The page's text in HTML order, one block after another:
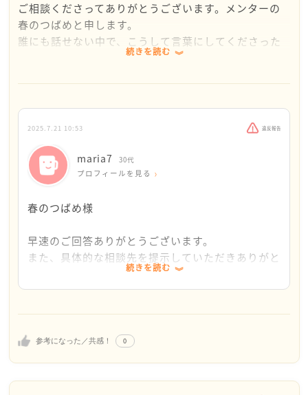
ご相談くださってありがとうございます。メンターの
春のつばめと申します。
誰にも話せない中で、こうして言葉にしてくださった
こと、それ自体がとても大きな一歩です。
係、親権の不安など、たくさんの悩みを一人で抱えて
こられたんですね。さらに大切なスポーツを削って働
でも、心が壊れてしまっては、前に進めなくなってし
放さなくてもいい道を探していきたいですね。
まずは、具体的にできることからとしての３つご提案
させてください。
１．自治体の相談窓口
市区町村には、女性のための相談窓口や、離婚・DV・
女共同参画センター」などです。そこでは、法律の専
続きを読む
参考になった／共感！ 0
2025.7.21 10:53 違反報告
maria7 30代
プロフィールを見る
春のつばめ様
早速のご回答ありがとうございます。
また、具体的な相談先を提示していただきありがと
今かなり頭が弱っているので、助かりました。
そうです。
続きを読む